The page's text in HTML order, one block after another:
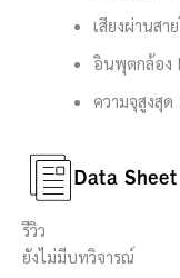
เสียงผ่านสา
อินพุตกล้อง
ความจุสูงสุด
รีวิว
ยังไม่มีบทวิจารณ์